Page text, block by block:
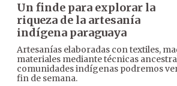
Un finde para explorar la
riqueza de la artesanía
indígena paraguaya
Artesanías elaboradas con textiles,
materiales mediante técnicas
comunidades indígenas podremos
fin de semana.